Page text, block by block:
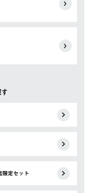
限定セット